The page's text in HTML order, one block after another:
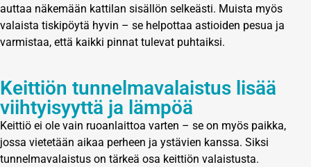
auttaa näkemään kattilan sisällön selkeästi. Muista myös
valaista tiskipöytä hyvin – se helpottaa astioiden pesua ja
varmistaa, että kaikki pinnat tulevat puhtaiksi.
Keittiön tunnelmavalaistus lisää
viihtyisyyttä ja lämpöä
Keittiö ei ole vain ruoanlaittoa varten – se on myös paikka,
jossa vietetään aikaa perheen ja ystävien kanssa. Siksi
tunnelmavalaistus on tärkeä osa keittiön valaistusta.